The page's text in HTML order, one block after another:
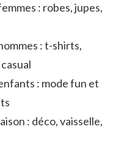
: robes, jupes,
: t-shirts,
: mode fun et
: déco, vaisselle,